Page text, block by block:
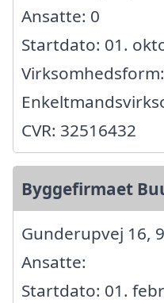
Ansatte: 0
Startdato: 01.
Virksomhedsform:
CVR: 32516432
Byggefirmaet
Gunderupvej 16,
Ansatte:
Startdato: 01.